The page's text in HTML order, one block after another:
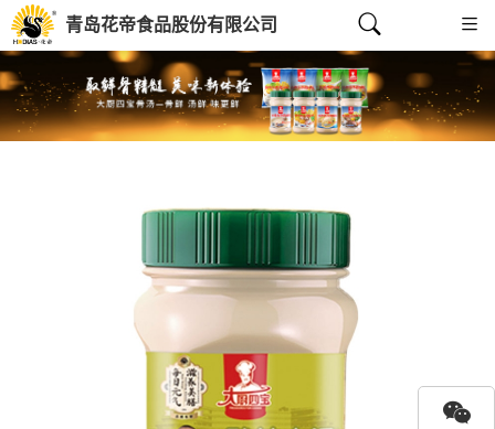
青岛花帝食品股份有限公司
Next